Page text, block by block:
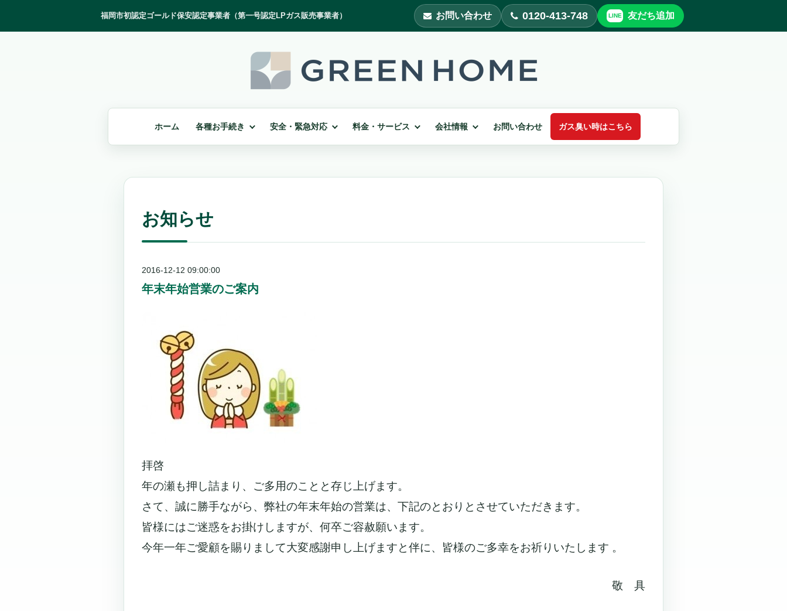
お問い合わせ 0120-413-748 友だち追加
ホーム 各種お手続き 安全・緊急対応 料金・サービス 会社情報 お問い合わせ ガス臭い時はこちら
お知らせ
2016-12-12 09:00:00
年末年始営業のご案内
拝啓
年の瀬も押し詰まり、ご多用のことと存じ上げます。
さて、誠に勝手ながら、弊社の年末年始の営業は、下記のとおりとさせていただきます。
皆様にはご迷惑をお掛けしますが、何卒ご容赦願います。
今年一年ご愛顧を賜りまして大変感謝申し上げますと伴に、皆様のご多幸をお祈りいたします 。
敬 具